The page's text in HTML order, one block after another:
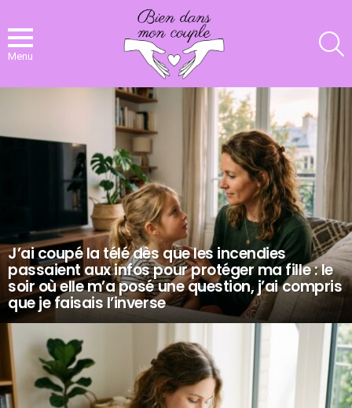
Menu
J’ai coupé la télé dès que les incendies
passaient aux infos pour protéger ma fille : le
soir où elle m’a posé une question, j’ai compris
que je faisais l’inverse